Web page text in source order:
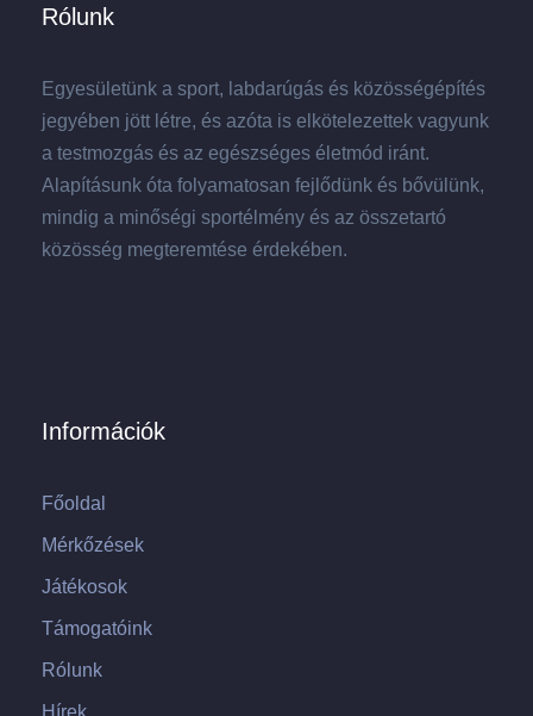
Rólunk
Egyesületünk a sport, labdarúgás és közösségépítés
jegyében jött létre, és azóta is elkötelezettek vagyunk
a testmozgás és az egészséges életmód iránt.
Alapításunk óta folyamatosan fejlődünk és bővülünk,
mindig a minőségi sportélmény és az összetartó
közösség megteremtése érdekében.
Információk
Főoldal
Mérkőzések
Játékosok
Támogatóink
Rólunk